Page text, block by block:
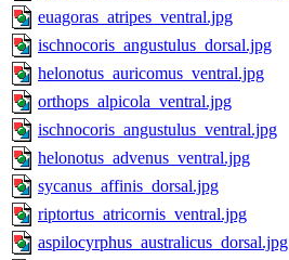
euagoras_atripes_ventral.jpg
ischnocoris_angustulus_dorsal.jpg
helonotus_auricomus_ventral.jpg
orthops_alpicola_ventral.jpg
ischnocoris_angustulus_ventral.jpg
helonotus_advenus_ventral.jpg
sycanus_affinis_dorsal.jpg
riptortus_atricornis_ventral.jpg
aspilocyrphus_australicus_dorsal.jpg